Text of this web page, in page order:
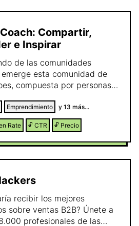
Compartir,
e Inspirar
de las comunidades
esta comunidad de
compuesta por personas
extraordinario: transformar
hacia un futuro mejor, un
refleje el potencial
de la humanidad y las
Esta comunidad
en un faro de esperanza,
a todos aquellos que se
superar los límites y llevar a
parece imposible,
Emprendimiento y 13 más...
Rate 🔓 CTR 🔓 Precio
recibir los mejores
sobre ventas B2B? Únete a
profesionales de las